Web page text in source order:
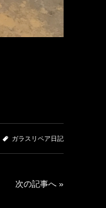
ガラスリペア日記
次の記事へ »